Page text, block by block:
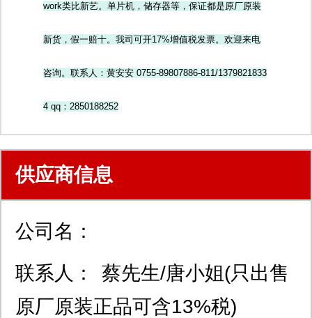
work类比新艺。单片机，储存器等，保证都是原厂原装
新货，假一赔十。我司可开17%增值税发票。欢迎来电
咨询。联系人：黄安安 0755-89807886-811/1379821833
4 qq：2850188252
供应商信息
公司名：
联系人：
蔡先生/唐小姐(只出售
原厂原装正品可含13%税)